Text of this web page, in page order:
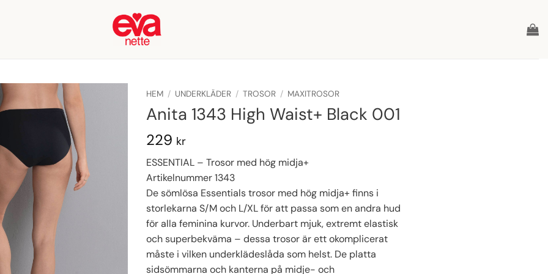
HEM / UNDERKLÄDER / TROSOR / MAXITROSOR
Anita 1343 High Waist+ Black 001
229 kr
ESSENTIAL – Trosor med hög midja+
Artikelnummer 1343
De sömlösa Essentials trosor med hög midja+ finns i
storlekarna S/M och L/XL för att passa som en andra hud
för alla feminina kurvor. Underbart mjuk, extremt elastisk
och superbekväma – dessa trosor är ett okomplicerat
måste i vilken underklädeslåda som helst. De platta
sidsömmarna och kanterna på midje- och